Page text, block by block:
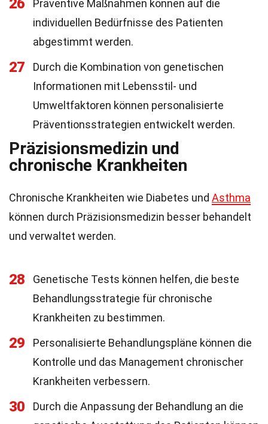
26
Präventive Maßnahmen können auf die
individuellen Bedürfnisse des Patienten
abgestimmt werden.
27
Durch die Kombination von genetischen
Informationen mit Lebensstil- und
Umweltfaktoren können personalisierte
Präventionsstrategien entwickelt werden.
Präzisionsmedizin und
chronische Krankheiten
Chronische Krankheiten wie Diabetes und Asthma
können durch Präzisionsmedizin besser behandelt
und verwaltet werden.
28
Genetische Tests können helfen, die beste
Behandlungsstrategie für chronische
Krankheiten zu bestimmen.
29
Personalisierte Behandlungspläne können die
Kontrolle und das Management chronischer
Krankheiten verbessern.
30
Durch die Anpassung der Behandlung an die